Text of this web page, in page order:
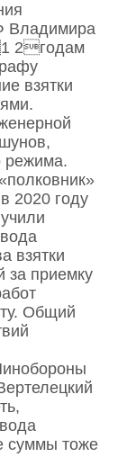
Владимира
2годам
взятки
режима.
2020 году
взятки
за приемку
Общий
суммы тоже